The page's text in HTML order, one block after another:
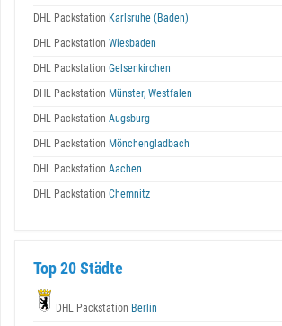
DHL Packstation Karlsruhe (Baden)
DHL Packstation Wiesbaden
DHL Packstation Gelsenkirchen
DHL Packstation Münster, Westfalen
DHL Packstation Augsburg
DHL Packstation Mönchengladbach
DHL Packstation Aachen
DHL Packstation Chemnitz
Top 20 Städte
DHL Packstation Berlin